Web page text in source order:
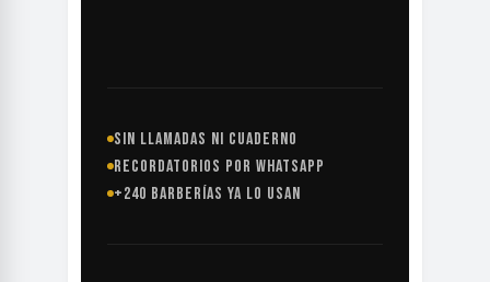
SIN LLAMADAS NI CUADERNO
RECORDATORIOS POR WHATSAPP
+240 BARBERÍAS YA LO USAN